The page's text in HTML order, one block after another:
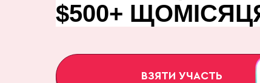
$500+
ВЗЯТИ УЧАСТЬ